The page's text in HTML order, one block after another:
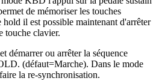
de mémoriser les touches
il est possible maintenant d'arrêter
touche clavier.
démarrer ou arrêter la séquence
(défaut=Marche). Dans le mode
la re-synchronisation.